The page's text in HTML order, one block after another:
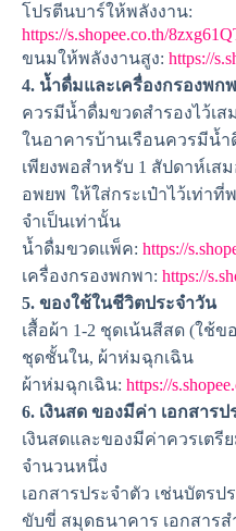
โปรตีนบาร์ให้พลังงาน:
https://s.shopee.co.th/
ขนมให้พลังงานสูง: https://
4. น้ำดื่มและเครื่องกรองพก
ควรมีน้ำดื่มขวดสำรองไว้เ
ในอาคารบ้านเรือนควรมีน้
เพียงพอสำหรับ 1 สัปดาห์เส
อพยพ ให้ใส่กระเป๋าไว้เท่าที่
จำเป็นเท่านั้น
น้ำดื่มขวดแพ็ค: https://
เครื่องกรองพกพา: https://
5. ของใช้ในชีวิตประจำวัน
เสื้อผ้า 1-2 ชุดเน้นสีสด (ใช้
ชุดชั้นใน, ผ้าห่มฉุกเฉิน
ผ้าห่มฉุกเฉิน: https://
6. เงินสด ของมีค่า เอกสารป
เงินสดและของมีค่าควรเตรี
จำนวนหนึ่ง
เอกสารประจำตัว เช่นบัตร
ขับขี่ สมุดธนาคาร เอกสาร